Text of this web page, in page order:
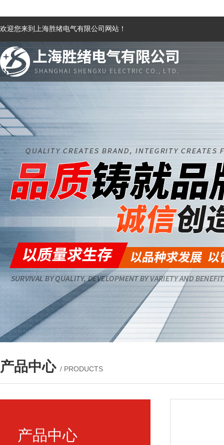
欢迎您来到上海胜绪电气有限公司网站！
产品中心 / PRODUCTS
产品中心